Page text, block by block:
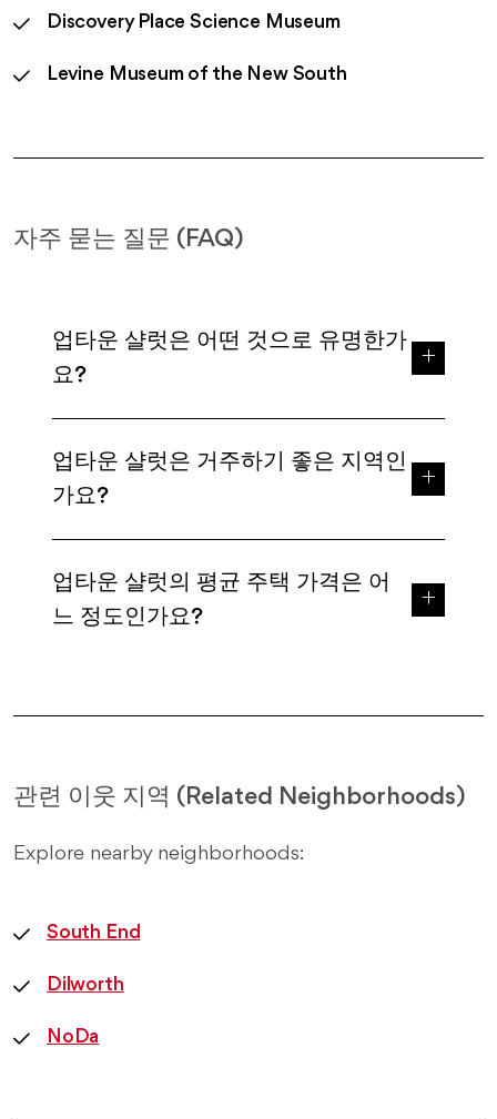
Discovery Place Science Museum
Levine Museum of the New South
자주 묻는 질문 (FAQ)
업타운 샬럿은 어떤 것으로 유명한가
요?
업타운 샬럿은 거주하기 좋은 지역인
가요?
업타운 샬럿의 평균 주택 가격은 어
느 정도인가요?
관련 이웃 지역 (Related Neighborhoods)
Explore nearby neighborhoods:
South End
Dilworth
NoDa